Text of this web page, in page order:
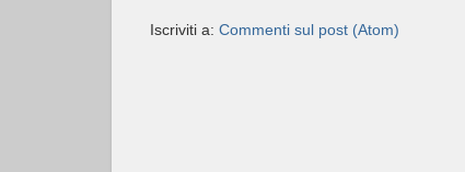
Iscriviti a: Commenti sul post (Atom)